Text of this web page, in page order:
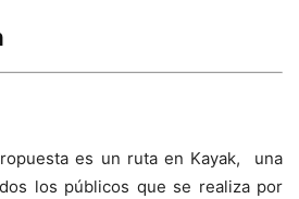
es un ruta en Kayak, una
los públicos que se realiza por